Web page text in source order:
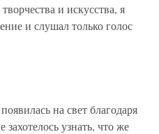
и искусства, я
и слушал только голос
на свет благодаря
узнать, что же